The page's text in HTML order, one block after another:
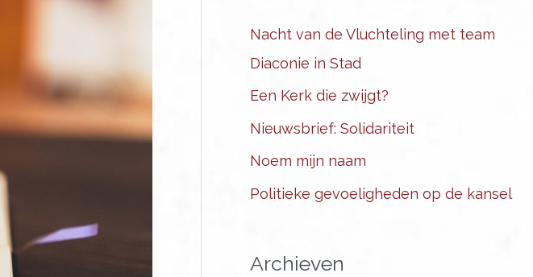
Nacht van de Vluchteling met team
Diaconie in Stad
Een Kerk die zwijgt?
Nieuwsbrief: Solidariteit
Noem mijn naam
Politieke gevoeligheden op de kansel
Archieven